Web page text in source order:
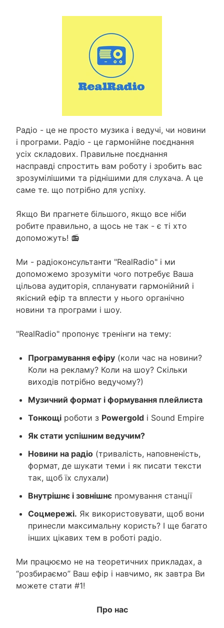
Радіо - це не просто музика і ведучі, чи новини
і програми. Радіо - це гармонійне поєднання
усіх складових. Правильне поєднання
насправді спростить вам роботу і зробить вас
зрозумілішими та ріднішими для слухача. А це
саме те. що потрібно для успіху.
Якщо Ви прагнете більшого, якщо все ніби
робите правильно, а щось не так - є ті хто
допоможуть! 📻
Ми - радіоконсультанти "RealRadio" і ми
допоможемо зрозуміти чого потребує Ваша
цільова аудиторія, спланувати гармонійний і
якісний ефір та вплести у нього органічно
новини та програми і шоу.
"RealRadio" пропонує тренінги на тему:
Програмування ефіру (коли час на новини?
Коли на рекламу? Коли на шоу? Скільки
виходів потрібно ведучому?)
Музичний формат і формування плейлиста
Тонкощі роботи з Powergold і Sound Empire
Як стати успішним ведучим?
Новини на радіо (тривалість, наповненість,
формат, де шукати теми і як писати тексти
так, щоб їх слухали)
Внутрішнє і зовнішнє промування станції
Соцмережі. Як використовувати, щоб вони
принесли максимальну користь? І ще багато
інших цікавих тем в роботі радіо.
Ми працюємо не на теоретичних прикладах, а
“розбираємо” Ваш ефір і навчимо, як завтра Ви
можете стати #1!
Про нас